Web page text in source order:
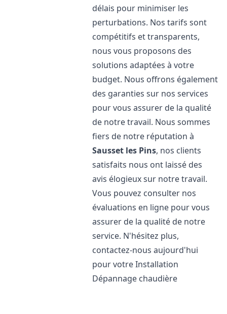
délais pour minimiser les
perturbations. Nos tarifs sont
compétitifs et transparents,
nous vous proposons des
solutions adaptées à votre
budget. Nous offrons également
des garanties sur nos services
pour vous assurer de la qualité
de notre travail. Nous sommes
fiers de notre réputation à
Sausset les Pins, nos clients
satisfaits nous ont laissé des
avis élogieux sur notre travail.
Vous pouvez consulter nos
évaluations en ligne pour vous
assurer de la qualité de notre
service. N'hésitez plus,
contactez-nous aujourd'hui
pour votre Installation
Dépannage chaudière